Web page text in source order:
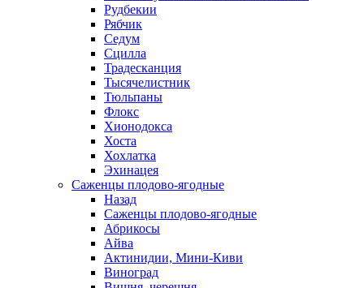
Рудбекии
Рябчик
Седум
Сцилла
Традесканция
Тысячелистник
Тюльпаны
Флокс
Хионодокса
Хоста
Хохлатка
Эхинацея
Саженцы плодово-ягодные
Назад
Саженцы плодово-ягодные
Абрикосы
Айва
Актинидии, Мини-Киви
Виноград